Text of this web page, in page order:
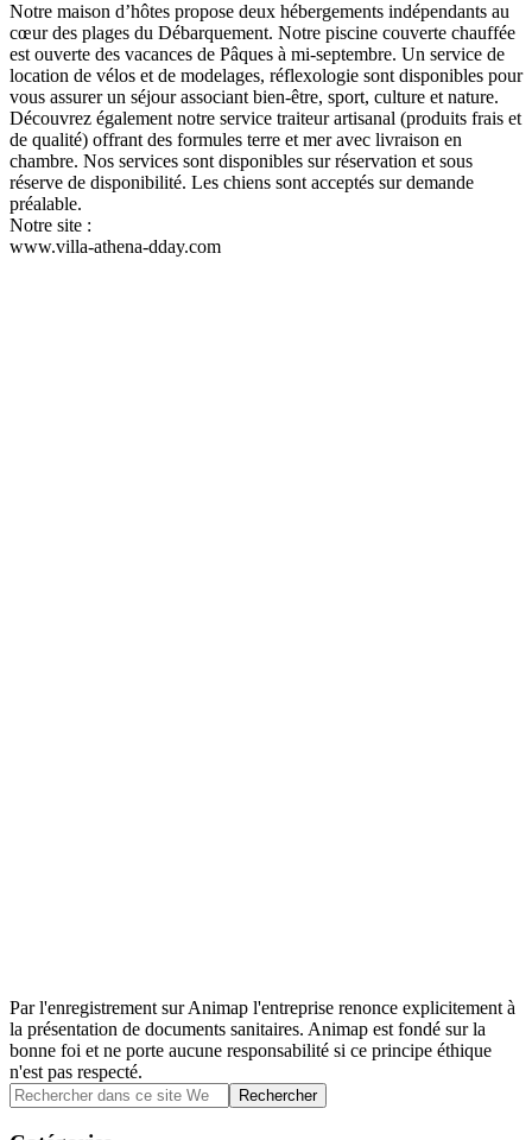
Nom:
email:
Message:
Notre maison d’hôtes propose deux hébergements indépendants au
cœur des plages du Débarquement. Notre piscine couverte chauffée
est ouverte des vacances de Pâques à mi-septembre. Un service de
location de vélos et de modelages, réflexologie sont disponibles pour
vous assurer un séjour associant bien-être, sport, culture et nature.
Découvrez également notre service traiteur artisanal (produits frais et
de qualité) offrant des formules terre et mer avec livraison en
chambre. Nos services sont disponibles sur réservation et sous
réserve de disponibilité. Les chiens sont acceptés sur demande
préalable.
Notre site :
www.villa-athena-dday.com
Par l'enregistrement sur Animap l'entreprise renonce explicitement à
la présentation de documents sanitaires. Animap est fondé sur la
bonne foi et ne porte aucune responsabilité si ce principe éthique
n'est pas respecté.
Barre
latérale
Rechercher
dans
ce